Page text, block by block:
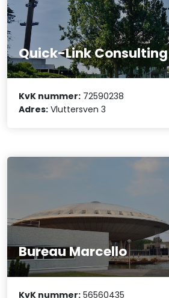
Quick-Link Consulting
KvK nummer: 72590238
Adres: Vluttersven 3
Bureau Marcello
KvK nummer: 56560435